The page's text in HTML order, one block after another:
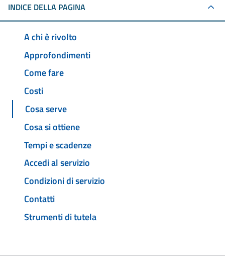
INDICE DELLA PAGINA
A chi è rivolto
Approfondimenti
Come fare
Costi
Cosa serve
Cosa si ottiene
Tempi e scadenze
Accedi al servizio
Condizioni di servizio
Contatti
Strumenti di tutela